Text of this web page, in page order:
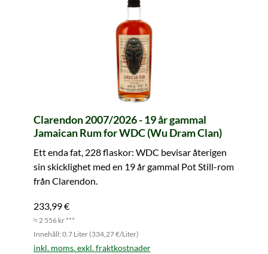
Clarendon 2007/2026 - 19 år gammal
Jamaican Rum for WDC (Wu Dram Clan)
Ett enda fat, 228 flaskor: WDC bevisar återigen
sin skicklighet med en 19 år gammal Pot Still-rom
från Clarendon.
233,99 €
≈ 2 556 kr ***
Innehåll: 0.7 Liter (334,27 €/Liter)
inkl. moms. exkl. fraktkostnader